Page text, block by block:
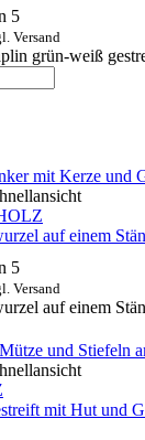
5
Versand
grün-weiß
auf einem
5
Versand
auf einem
mit Hut und